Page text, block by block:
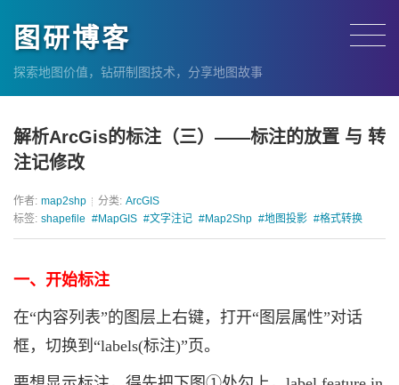
图研博客
探索地图价值，钻研制图技术，分享地图故事
解析ArcGis的标注（三）——标注的放置 与 转
注记修改
作者: map2shp 分类: ArcGIS
标签: shapefile #MapGIS #文字注记 #Map2Shp #地图投影 #格式转换
一、 开始标注
在“内容列表”的图层上右键，打开“图层属性”对话
框，切换到“labels(标注)”页。